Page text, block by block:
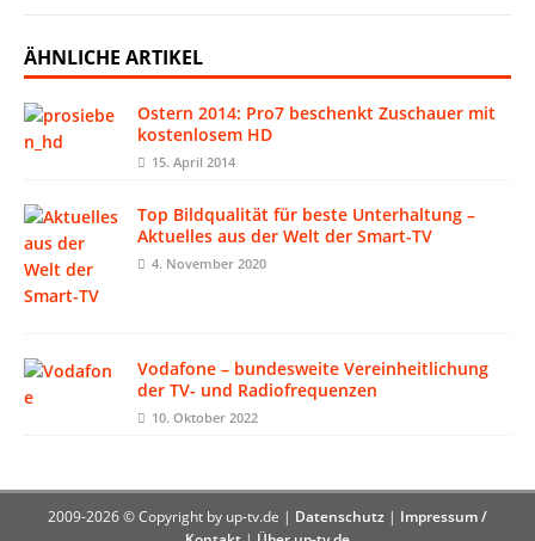
ÄHNLICHE ARTIKEL
Ostern 2014: Pro7 beschenkt Zuschauer mit
kostenlosem HD
15. April 2014
Top Bildqualität für beste Unterhaltung –
Aktuelles aus der Welt der Smart-TV
4. November 2020
Vodafone – bundesweite Vereinheitlichung
der TV- und Radiofrequenzen
10. Oktober 2022
2009-2026 © Copyright by up-tv.de | Datenschutz | Impressum /